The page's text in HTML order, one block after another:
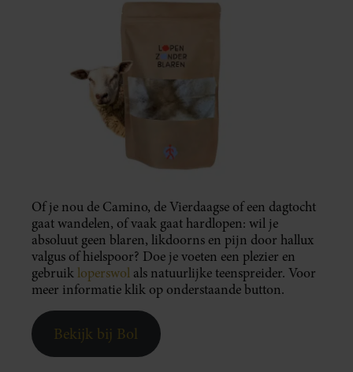
Of je nou de Camino, de Vierdaagse of een dagtocht
gaat wandelen, of vaak gaat hardlopen: wil je
absoluut geen blaren, likdoorns en pijn door hallux
valgus of hielspoor? Doe je voeten een plezier en
gebruik loperswol als natuurlijke teenspreider. Voor
meer informatie klik op onderstaande button.
Bekijk bij Bol